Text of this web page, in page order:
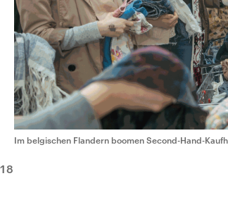
Im belgischen Flandern boomen Second-Hand-